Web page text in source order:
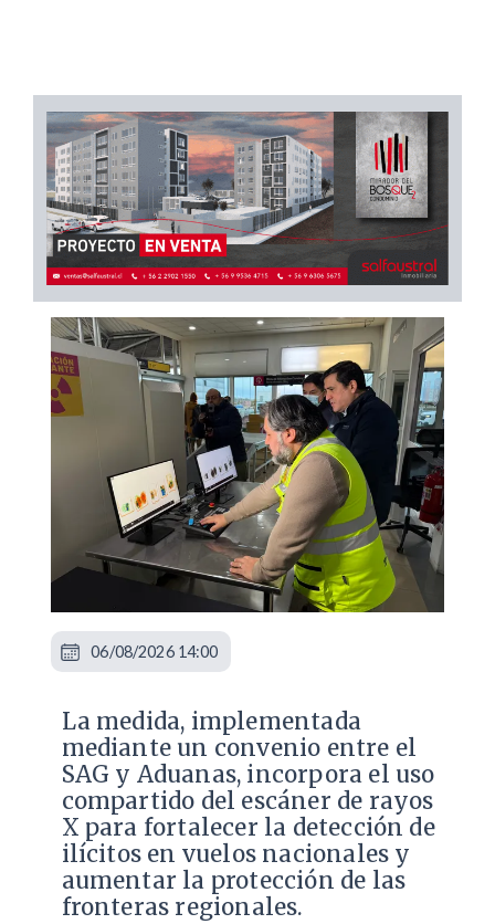
La medida, implementada
mediante un convenio entre el
SAG y Aduanas, incorpora el uso
compartido del escáner de rayos
X para fortalecer la detección de
ilícitos en vuelos nacionales y
aumentar la protección de las
fronteras regionales.
06/08/2026 14:00